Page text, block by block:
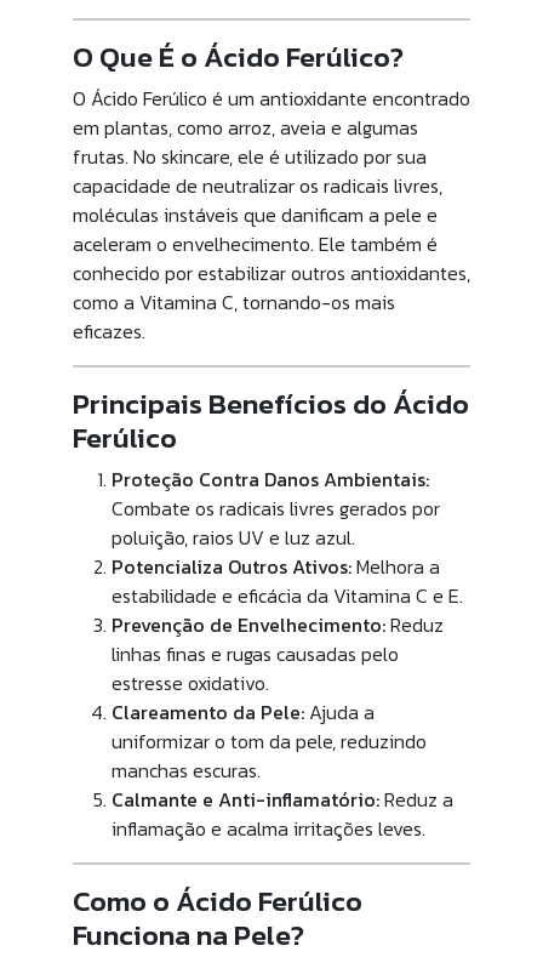
O Que É o Ácido Ferúlico?
O Ácido Ferúlico é um antioxidante encontrado
em plantas, como arroz, aveia e algumas
frutas. No skincare, ele é utilizado por sua
capacidade de neutralizar os radicais livres,
moléculas instáveis que danificam a pele e
aceleram o envelhecimento. Ele também é
conhecido por estabilizar outros antioxidantes,
como a Vitamina C, tornando-os mais
eficazes.
Principais Benefícios do Ácido
Ferúlico
Proteção Contra Danos Ambientais:
Combate os radicais livres gerados por
poluição, raios UV e luz azul.
Potencializa Outros Ativos:Melhora a
estabilidade e eficácia da Vitamina C e E.
Prevenção de Envelhecimento:Reduz
linhas finas e rugas causadas pelo
estresse oxidativo.
Clareamento da Pele: Ajuda a
uniformizar o tom da pele, reduzindo
manchas escuras.
Calmante e Anti-inflamatório:Reduz a
inflamação e acalma irritações leves.
Como o Ácido Ferúlico
Funciona na Pele?